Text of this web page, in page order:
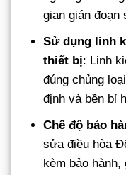
gian gián đoạn
Sử dụng linh
thiết bị: Linh
đúng chủng
định và bền bỉ
Chế độ bảo
sửa điều hòa
kèm bảo